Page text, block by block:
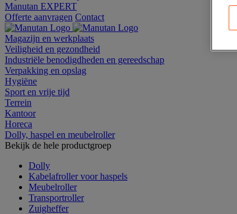
Manutan EXPERT
Offerte aanvragen Contact
Magazijn en werkplaats
Veiligheid en gezondheid
Industriële benodigdheden en gereedschap
Verpakking en opslag
Hygiëne
Sport en vrije tijd
Terrein
Kantoor
Horeca
Dolly, haspel en meubelroller
Bekijk de hele productgroep
Dolly
Kabelafroller voor haspels
Meubelroller
Transportroller
Zuigheffer